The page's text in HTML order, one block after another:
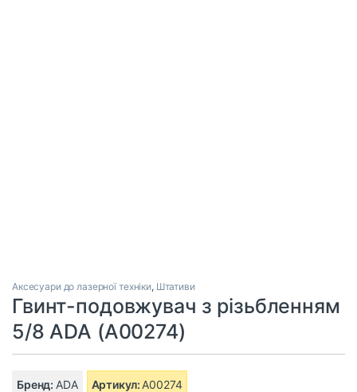
Аксесуари до лазерної техніки, Штативи
Гвинт-подовжувач з різьбленням
5/8 ADA (A00274)
Бренд: ADA Артикул: A00274